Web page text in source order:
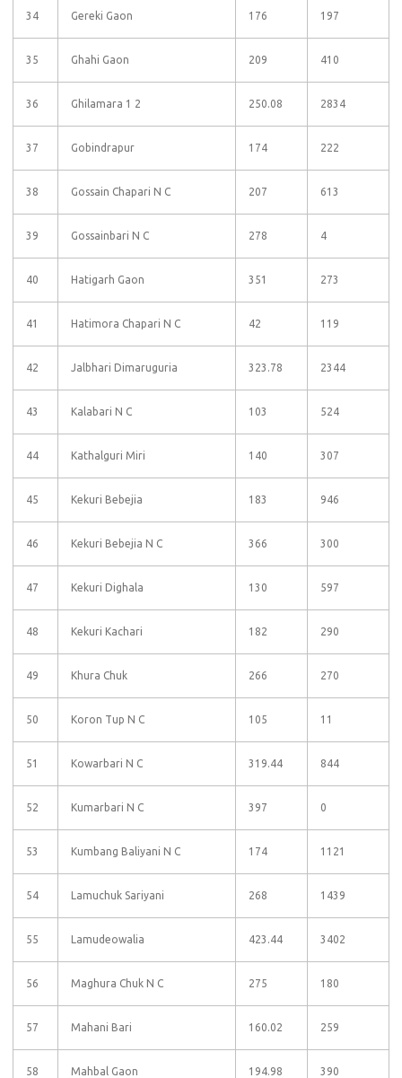
34 Gereki Gaon 176 197
35 Ghahi Gaon 209 410
36 Ghilamara 1 2 250.08 2834
37 Gobindrapur 174 222
38 Gossain Chapari N C 207 613
39 Gossainbari N C 278 4
40 Hatigarh Gaon 351 273
41 Hatimora Chapari N C 42 119
42 Jalbhari Dimaruguria 323.78 2344
43 Kalabari N C 103 524
44 Kathalguri Miri 140 307
45 Kekuri Bebejia 183 946
46 Kekuri Bebejia N C 366 300
47 Kekuri Dighala 130 597
48 Kekuri Kachari 182 290
49 Khura Chuk 266 270
50 Koron Tup N C 105 11
51 Kowarbari N C 319.44 844
52 Kumarbari N C 397 0
53 Kumbang Baliyani N C 174 1121
54 Lamuchuk Sariyani 268 1439
55 Lamudeowalia 423.44 3402
56 Maghura Chuk N C 275 180
57 Mahani Bari 160.02 259
58 Mahbal Gaon 194.98 390